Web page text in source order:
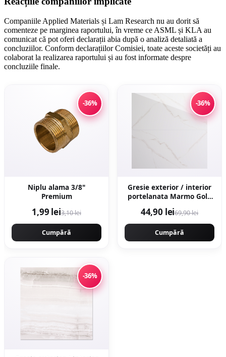
Companiile Applied Materials și Lam Research nu au dorit să
comenteze pe marginea raportului, în vreme ce ASML și KLA au
comunicat că pot oferi declarații abia după o analiză detaliată a
concluziilor. Conform declarațiilor Comisiei, toate aceste societăți au
colaborat la realizarea raportului și au fost informate despre
concluziile finale.
-36%
Niplu alama 3/8"
Premium
1,99 lei3,10 lei
Cumpără
-36%
Gresie exterior / interior
portelanata Marmo Gold
rectificata tip marmura
44,90 lei69,90 lei
Cumpără
-36%